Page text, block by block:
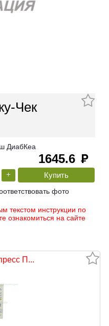
Чек
ДиабКеа
1645.6 руб
+
фото
текстом инструкции по
ознакомиться на сайте
П...